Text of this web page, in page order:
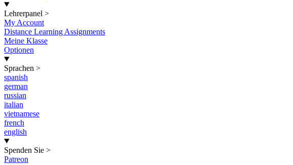
Lehrerpanel >
My Account
Distance Learning Assignments
Meine Klasse
Optionen
Sprachen >
spanish
german
russian
italian
vietnamese
french
english
Spenden Sie >
Patreon